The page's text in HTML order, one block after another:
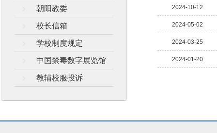
朝阳教委
校长信箱
学校制度规定
中国禁毒数字展览馆
教辅校服投诉
2024-10-12
2024-05-02
2024-03-25
2024-01-20